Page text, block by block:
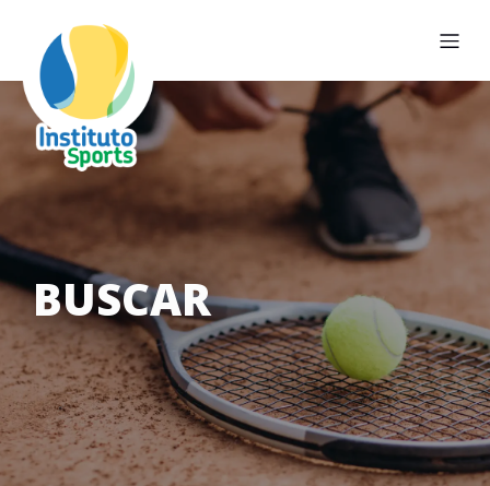
BUSCAR